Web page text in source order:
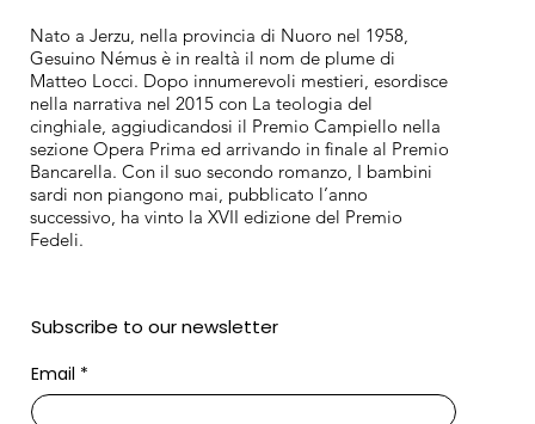
Nato a Jerzu, nella provincia di Nuoro nel 1958,
Gesuino Némus è in realtà il nom de plume di
Matteo Locci. Dopo innumerevoli mestieri, esordisce
nella narrativa nel 2015 con La teologia del
cinghiale, aggiudicandosi il Premio Campiello nella
sezione Opera Prima ed arrivando in finale al Premio
Bancarella. Con il suo secondo romanzo, I bambini
sardi non piangono mai, pubblicato l’anno
successivo, ha vinto la XVII edizione del Premio
Fedeli.
Subscribe to our newsletter
Email *